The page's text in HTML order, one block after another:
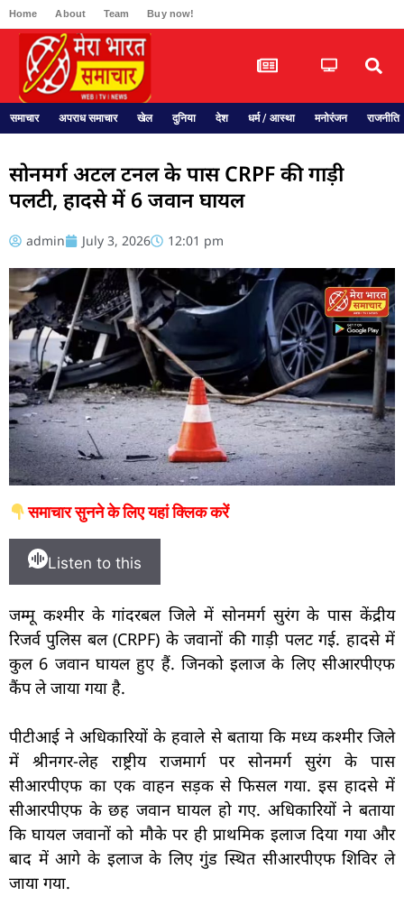
Home About Team Buy now!
समाचार अपराध समाचार खेल दुनिया देश धर्म / आस्था मनोरंजन राजनीति
सोनमर्ग अटल टनल के पास CRPF की गाड़ी
पलटी, हादसे में 6 जवान घायल
admin July 3, 2026 12:01 pm
समाचार सुनने के लिए यहां क्लिक करें
Listen to this
जम्मू कश्मीर के गांदरबल जिले में सोनमर्ग सुरंग के पास केंद्रीय
रिजर्व पुलिस बल (CRPF) के जवानों की गाड़ी पलट गई. हादसे में
कुल 6 जवान घायल हुए हैं. जिनको इलाज के लिए सीआरपीएफ
कैंप ले जाया गया है.
पीटीआई ने अधिकारियों के हवाले से बताया कि मध्य कश्मीर जिले
में श्रीनगर-लेह राष्ट्रीय राजमार्ग पर सोनमर्ग सुरंग के पास
सीआरपीएफ का एक वाहन सड़क से फिसल गया. इस हादसे में
सीआरपीएफ के छह जवान घायल हो गए. अधिकारियों ने बताया
कि घायल जवानों को मौके पर ही प्राथमिक इलाज दिया गया और
बाद में आगे के इलाज के लिए गुंड स्थित सीआरपीएफ शिविर ले
जाया गया.